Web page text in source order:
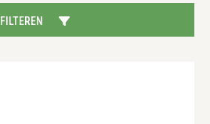
FILTEREN